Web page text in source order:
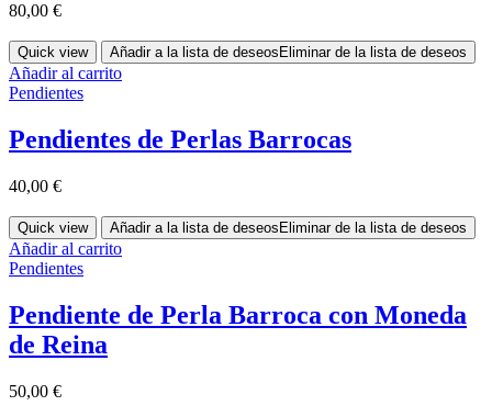
80,00 €
Quick view Añadir a la lista de deseos Eliminar de la lista de deseos
Añadir al carrito
Pendientes
Pendientes de Perlas Barrocas
40,00 €
Quick view Añadir a la lista de deseos Eliminar de la lista de deseos
Añadir al carrito
Pendientes
Pendiente de Perla Barroca con Moneda
de Reina
50,00 €